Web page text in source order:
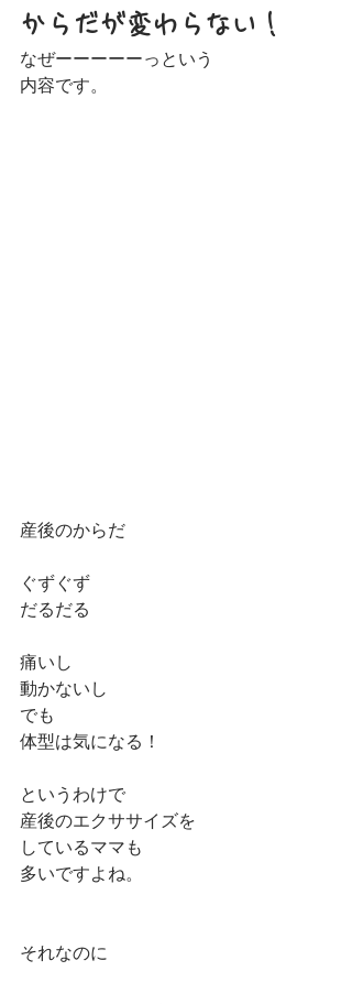
からだが変わらない！
なぜーーーーーっという
内容です。
産後のからだ
ぐずぐず
だるだる
痛いし
動かないし
でも
体型は気になる！
というわけで
産後のエクササイズを
しているママも
多いですよね。
それなのに